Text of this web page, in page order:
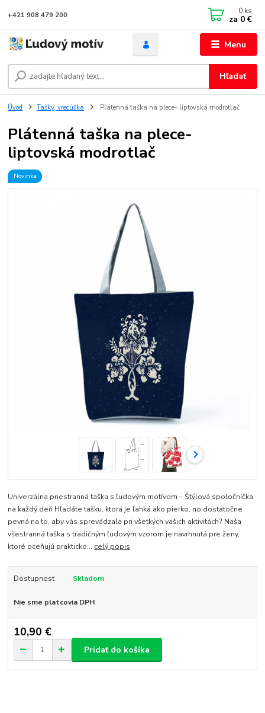
Menu
Hľadať
+421 908 479 200 0 ks
za 0 €
Úvod Tašky, vrecúška Plátenná taška na plece- liptovská modrotlač
Plátenná taška na plece-
liptovská modrotlač
Novinka
Univerzálna priestranná taška s ľudovým motívom – Štýlová spoločníčka
na každý deň Hľadáte tašku, ktorá je ľahká ako pierko, no dostatočne
pevná na to, aby vás sprevádzala pri všetkých vašich aktivitách? Naša
všestranná taška s tradičným ľudovým vzorom je navrhnutá pre ženy,
ktoré oceňujú prakticko... celý popis
Dostupnosť Skladom
Nie sme platcovia DPH
10,90 €
Pridať do košíka